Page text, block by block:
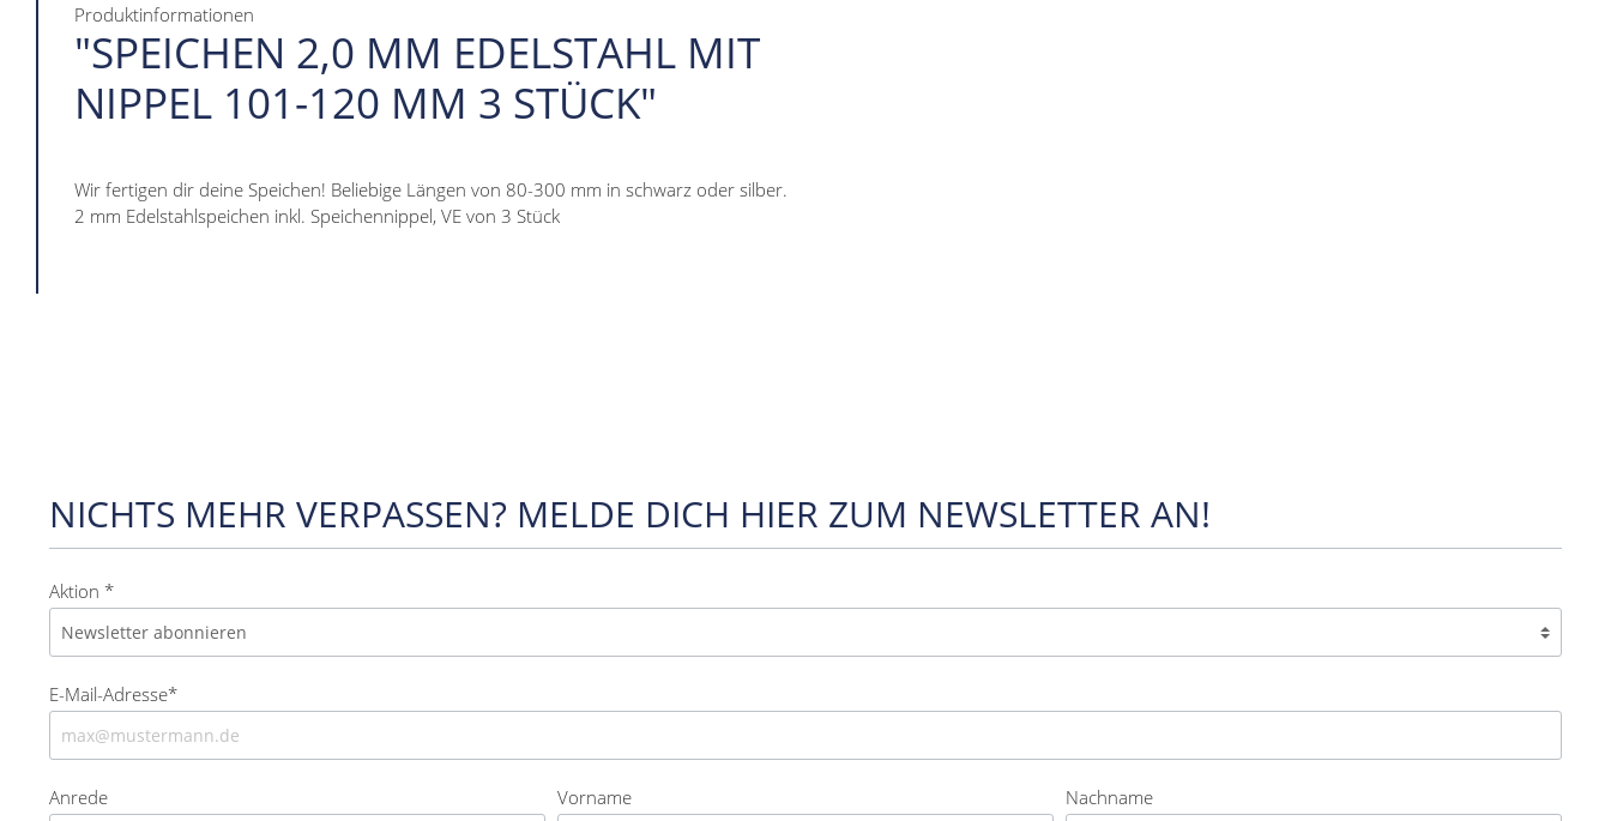
Produktinformationen
"SPEICHEN 2,0 MM EDELSTAHL MIT
NIPPEL 101-120 MM 3 STÜCK"
Wir fertigen dir deine Speichen! Beliebige Längen von 80-300 mm in schwarz oder silber.
2 mm Edelstahlspeichen inkl. Speichennippel, VE von 3 Stück
NICHTS MEHR VERPASSEN? MELDE DICH HIER ZUM NEWSLETTER AN!
Aktion *
E-Mail-Adresse*
Anrede Vorname Nachname